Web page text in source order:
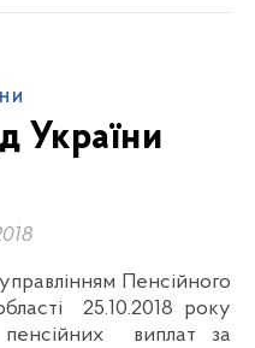
України
25.10.2018 року
пенсійних виплат за